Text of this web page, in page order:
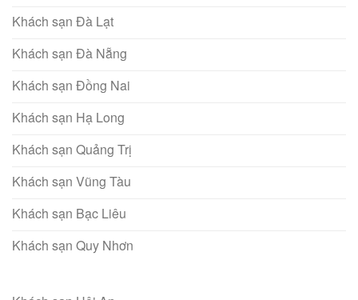
Khách sạn Đà Lạt
Khách sạn Đà Nẵng
Khách sạn Đồng Nai
Khách sạn Hạ Long
Khách sạn Quảng Trị
Khách sạn Vũng Tàu
Khách sạn Bạc Liêu
Khách sạn Quy Nhơn